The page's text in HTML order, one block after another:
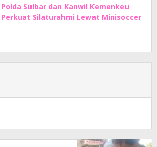
Polda Sulbar dan Kanwil Kemenkeu
Perkuat Silaturahmi Lewat Minisoccer